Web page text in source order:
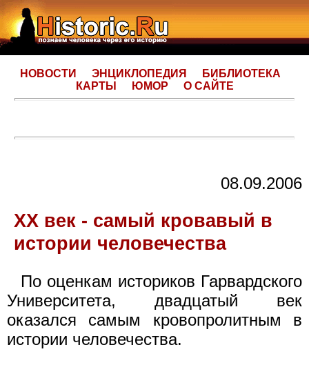
НОВОСТИ ЭНЦИКЛОПЕДИЯ
БИБЛИОТЕКА
КАРТЫ
ЮМОР О САЙТЕ
08.09.2006
XX век - самый кровавый в
истории человечества
По оценкам историков Гарвардского
Университета, двадцатый век
оказался самым кровопролитным в
истории человечества.